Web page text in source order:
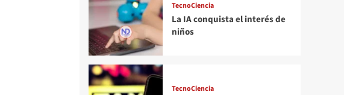
TecnoCiencia
La IA conquista el interés de
niños
TecnoCiencia